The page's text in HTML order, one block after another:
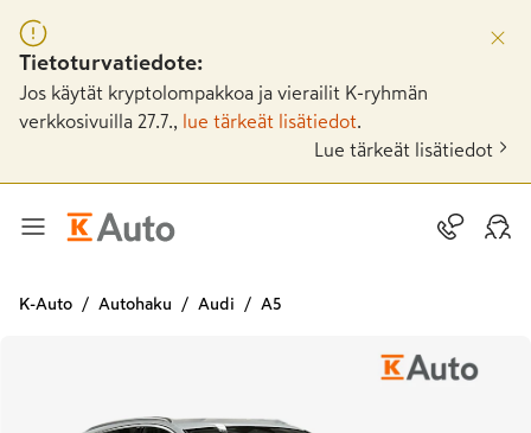
Tietoturvatiedote:
Jos käytät kryptolompakkoa ja vierailit K-ryhmän
verkkosivuilla 27.7.,
lue tärkeät lisätiedot
Lue tärkeät lisätiedot
K-Auto Autohaku Audi A5